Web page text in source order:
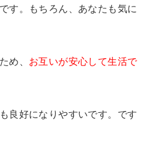
す。もちろん、あなたも気に
め、 お互いが安心して生活で
良好になりやすいです。です